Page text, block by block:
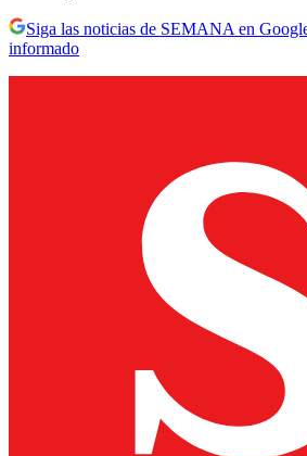
Siga las noticias de SEMANA en
informado